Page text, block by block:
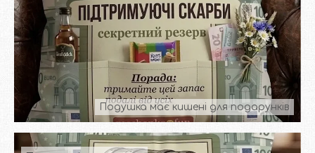
Подушка має кишені для подарунків